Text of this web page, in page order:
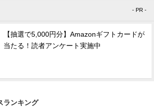
- PR -
【抽選で5,000円分】Amazonギフトカードが
当たる！読者アンケート実施中
ランキング